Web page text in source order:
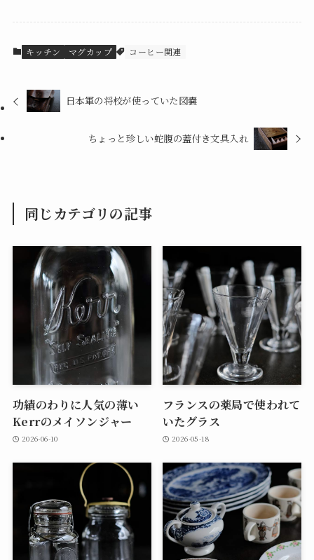
キッチン マグカップ コーヒー関連
日本軍の将校が使っていた図嚢
ちょっと珍しい蛇腹の蓋付き文具入れ
同じカテゴリの記事
功績のわりに人気の薄い
Kerrのメイソンジャー
2026-06-10
フランスの薬局で使われて
いたグラス
2026-05-18